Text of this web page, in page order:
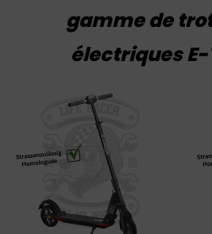
gamme de
électriques E-